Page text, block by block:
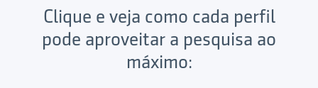
Clique e veja como cada perfil
pode aproveitar a pesquisa ao
máximo: